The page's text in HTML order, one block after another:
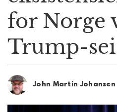
for Norge
Trump-
John Martin Johansen